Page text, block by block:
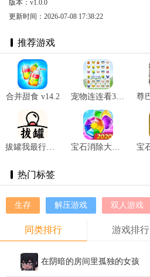
版本：v1.0.0
更新时间：2026-07-08 17:38:22
推荐游戏
合并甜食 v14.2 宠物连连看3.1手机版 v2.0
拔罐我最行红包版 v1.0.0.0
热门标签
生存 解压游戏 双人游戏
同类排行 游戏排行
在阴暗的房间里孤独的女孩